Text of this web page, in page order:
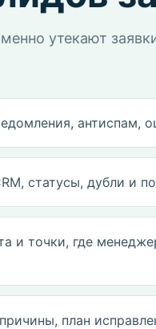
утекают
антиспам,
статусы, дубли и
и точки, где
план